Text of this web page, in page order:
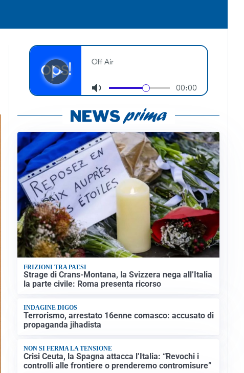
FRIZIONI TRA PAESI
Strage di Crans-Montana, la Svizzera nega all’Italia
la parte civile: Roma presenta ricorso
INDAGINE DIGOS
Terrorismo, arrestato 16enne comasco: accusato di
propaganda jihadista
NON SI FERMA LA TENSIONE
Crisi Ceuta, la Spagna attacca l’Italia: “Revochi i
controlli alle frontiere o prenderemo contromisure”